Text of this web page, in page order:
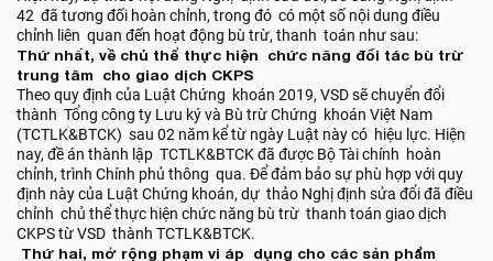
42 đã tương đối hoàn chỉnh, trong đó có một số nội dung điều
chỉnh liên quan đến hoạt động bù trừ, thanh toán như sau:
Thứ nhất, về chủ thể thực hiện chức năng đối tác bù trừ
trung tâm cho giao dịch CKPS
Theo quy định của Luật Chứng khoán 2019, VSD sẽ chuyển đổi
thành Tổng công ty Lưu ký và Bù trừ Chứng khoán Việt Nam
(TCTLK&BTCK) sau 02 năm kể từ ngày Luật này có hiệu lực. Hiện
nay, đề án thành lập TCTLK&BTCK đã được Bộ Tài chính hoàn
chỉnh, trình Chính phủ thông qua. Để đảm bảo sự phù hợp với quy
định này của Luật Chứng khoán, dự thảo Nghị định sửa đổi đã điều
chỉnh chủ thể thực hiện chức năng bù trừ thanh toán giao dịch
CKPS từ VSD thành TCTLK&BTCK.
Thứ hai, mở rộng phạm vi áp dụng cho các sản phẩm